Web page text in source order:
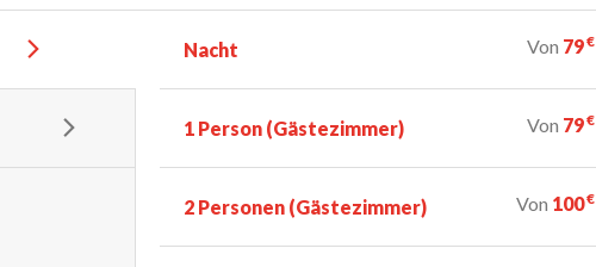
Nacht Von 79€
1 Person (Gästezimmer) Von 79€
2 Personen (Gästezimmer) Von 100€